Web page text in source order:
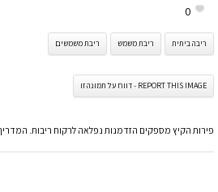
0
ריבה ביתית ריבת משמש ריבת משמשים
REPORT THIS IMAGE - דווח על תמונה זו
פירות הקיץ מספקים הזדמנות נפלאה לרקוח ריבות.